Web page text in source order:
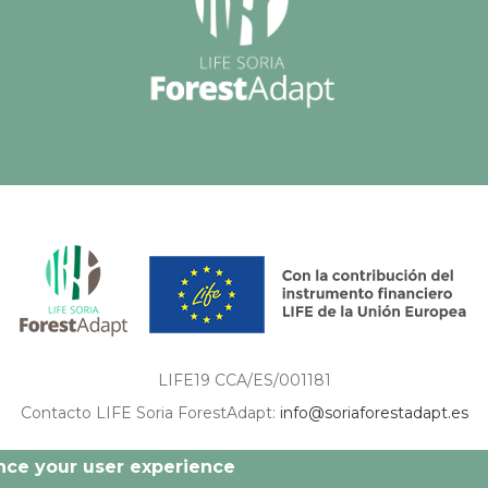
LIFE19 CCA/ES/001181
Contacto LIFE Soria ForestAdapt: info@soriaforestadapt.es
son de exclusiva responsabilidad del autor o autores de los mismos, y no reflejan
your user experience